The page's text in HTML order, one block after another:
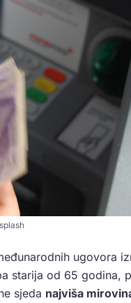
ugovora
starija od 65 godina,
sjeda najviša